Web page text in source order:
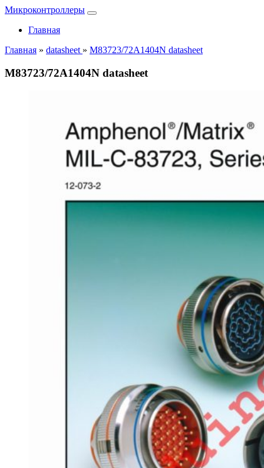
Микроконтроллеры
Главная
Главная » datasheet » M83723/72A1404N datasheet
M83723/72A1404N datasheet